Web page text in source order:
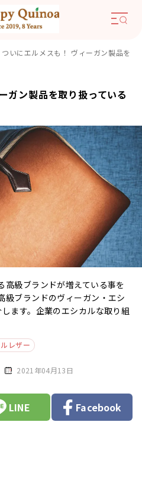
ついにエルメスも！ ヴィーガン製品を
ガン製品を取り扱っている
高級ブランドが増えている事を
級ブランドのヴィーガン・エシ
ます。企業のエシカルな取り組
レザー
2021年04月13日
LINE Facebook